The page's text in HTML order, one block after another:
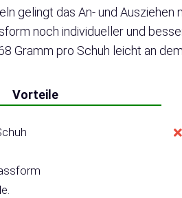
gelingt das An- und
noch individueller und
Gramm pro Schuh leicht an
Vorteile